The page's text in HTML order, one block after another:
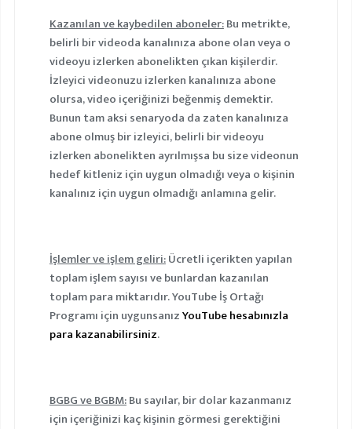
Kazanılan ve kaybedilen aboneler:Bu metrikte,
belirli bir videoda kanalınıza abone olan veya o
videoyu izlerken abonelikten çıkan kişilerdir.
İzleyici videonuzu izlerken kanalınıza abone
olursa, video içeriğinizi beğenmiş demektir.
Bunun tam aksi senaryoda da zaten kanalınıza
abone olmuş bir izleyici, belirli bir videoyu
izlerken abonelikten ayrılmışsa bu size videonun
hedef kitleniz için uygun olmadığı veya o kişinin
kanalınız için uygun olmadığı anlamına gelir.
İşlemler ve işlem geliri:Ücretli içerikten yapılan
toplam işlem sayısı ve bunlardan kazanılan
toplam para miktarıdır. YouTube İş Ortağı
Programı için uygunsanızYouTube hesabınızla
para kazanabilirsiniz.
BGBG ve BGBM:Bu sayılar, bir dolar kazanmanız
için içeriğinizi kaç kişinin görmesi gerektiğini